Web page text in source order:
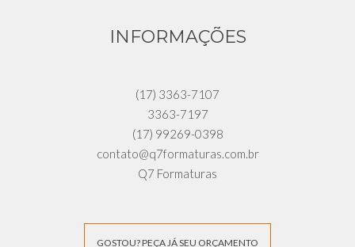
INFORMAÇÕES
(17) 3363-7107
3363-7197
(17) 99269-0398
contato@q7formaturas.com.br
Q7 Formaturas
GOSTOU? PEÇA JÁ SEU ORÇAMENTO